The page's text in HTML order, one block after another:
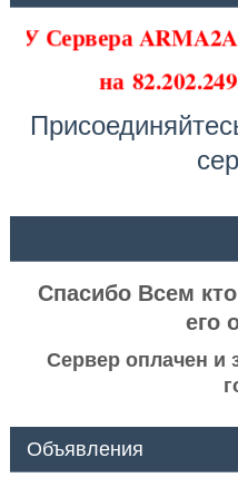
У Сервера
на
Спасибо Всем
его
Сервер оплачен и
Объявления